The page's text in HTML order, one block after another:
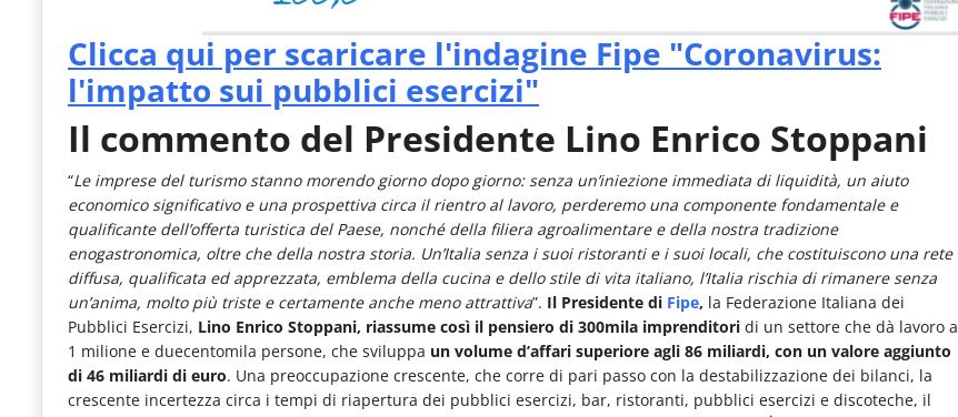
Clicca qui per scaricare l'indagine Fipe "Coronavirus:
l'impatto sui pubblici esercizi"
Il commento del Presidente Lino Enrico Stoppani
“Le imprese del turismo stanno morendo giorno dopo giorno: senza un’iniezione immediata di liquidità, un aiuto
economico significativo e una prospettiva circa il rientro al lavoro, perderemo una componente fondamentale e
qualificante dell’offerta turistica del Paese, nonché della filiera agroalimentare e della nostra tradizione
enogastronomica, oltre che della nostra storia. Un’Italia senza i suoi ristoranti e i suoi locali, che costituiscono una rete
diffusa, qualificata ed apprezzata, emblema della cucina e dello stile di vita italiano, l’Italia rischia di rimanere senza
un’anima, molto più triste e certamente anche meno attrattiva”. Il Presidente di Fipe, la Federazione Italiana dei
Pubblici Esercizi, Lino Enrico Stoppani, riassume così il pensiero di 300mila imprenditori di un settore che dà lavoro a
1 milione e duecentomila persone, che sviluppa un volume d’affari superiore agli 86 miliardi, con un valore aggiunto
di 46 miliardi di euro. Una preoccupazione crescente, che corre di pari passo con la destabilizzazione dei bilanci, la
crescente incertezza circa i tempi di riapertura dei pubblici esercizi, bar, ristoranti, pubblici esercizi e discoteche, il